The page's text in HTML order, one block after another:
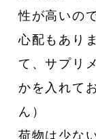
性が高いの
心配もあり
て、サプリ
かを入れて
ん）
荷物は少な